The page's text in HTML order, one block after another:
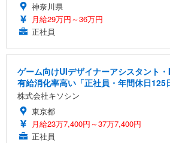
神奈川県
月給29万円～36万円
正社員
ゲーム向けUIデザイナーアシスタント
有給消化率高い「正社員・年間休日125
株式会社キソシン
東京都
月給23万7,400円～37万7,400円
正社員